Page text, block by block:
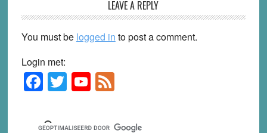
Interactions
LEAVE A REPLY
You must be logged in to post a comment.
Login met:
Primary
Sidebar
F
a
c
T
wi
tt
Y
o
u
F
e